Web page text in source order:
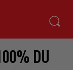
DU